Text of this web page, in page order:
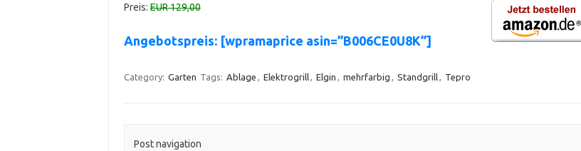
Preis:EUR 129,00
Angebotspreis: [wpramaprice asin=”B006CE0U8K”]
Category: Garten Tags: Ablage , Elektrogrill, Elgin , mehrfarbig , Standgrill, Tepro
Post navigation